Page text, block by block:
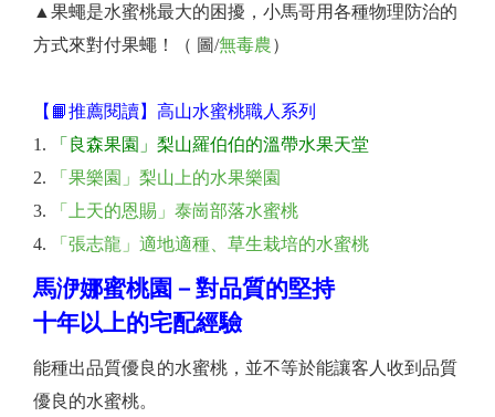
▲果蠅是水蜜桃最大的困擾，小馬哥用各種物理防治的
方式來對付果蠅！（ 圖/無毒農）
【📙推薦閱讀】高山水蜜桃職人系列
「良森果園」梨山羅伯伯的溫帶水果天堂
「果樂園」梨山上的水果樂園
「上天的恩賜」泰崗部落水蜜桃
「張志龍」適地適種、草生栽培的水蜜桃
馬洢娜蜜桃園－對品質的堅持
十年以上的宅配經驗
能種出品質優良的水蜜桃，並不等於能讓客人收到品質
優良的水蜜桃。